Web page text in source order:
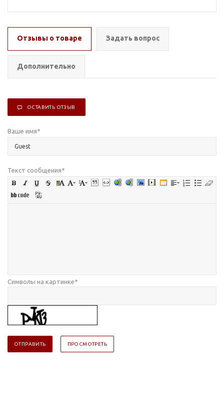
Отзывы о товаре Задать вопрос
Дополнительно
ОСТАВИТЬ ОТЗЫВ
Ваше имя*
Текст сообщения*
Символы на картинке*